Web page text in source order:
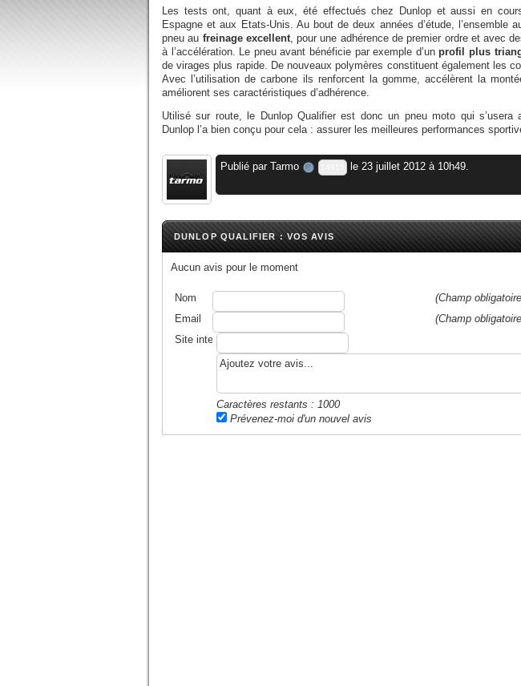
Les tests ont, quant à eux, été effectués chez Dunlop et aussi en
Espagne et aux Etats-Unis. Au bout de deux années d’étude, l’ensemble
pneu au freinage excellent, pour une adhérence de premier ordre et avec
à l’accélération. Le pneu avant bénéficie par exemple d’unprofil plus
de virages plus rapide. De nouveaux polymères constituent également les
Avec l’utilisation de carbone ils renforcent la gomme, accélèrent la
améliorent ses caractéristiques d’adhérence.
Utilisé sur route, le Dunlop Qualifier est donc un pneu moto qui s’usera
Dunlop l’a bien conçu pour cela : assurer les meilleures performances
Publié par Tarmo le 23 juillet 2012 à 10h49.
DUNLOP QUALIFIER : VOS AVIS
Aucun avis pour le moment
Nom
(Champ
Email
(Champ
Site internet ou blog
Caractères restants : 1000
Prévenez-moi d'un nouvel avis